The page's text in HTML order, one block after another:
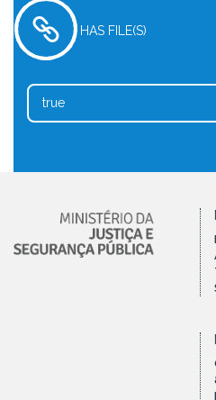
HAS FILE(S)
true